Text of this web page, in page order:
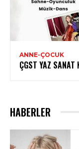
ANNE-ÇOCUK
ÇGST YAZ SANAT
HABERLER